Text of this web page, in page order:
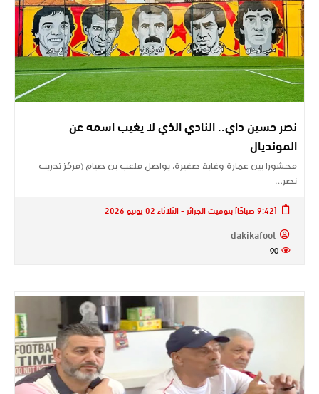
نصر حسين داي.. النادي الذي لا يغيب اسمه عن
المونديال
محشورا بين عمارة وغابة صغيرة، يواصل ملعب بن صيام (مركز تدريب
نصر…
[9:42 صباحًا] بتوقيت الجزائر - الثلاثاء 02 يونيو 2026
dakikafoot
90